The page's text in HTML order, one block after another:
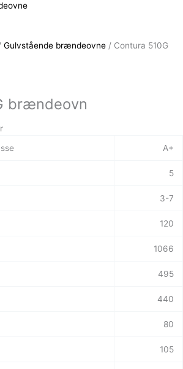
Gulvstående brændeovne / Contura 510G
brændeovn
A+
5
3-7
120
1066
495
440
80
105